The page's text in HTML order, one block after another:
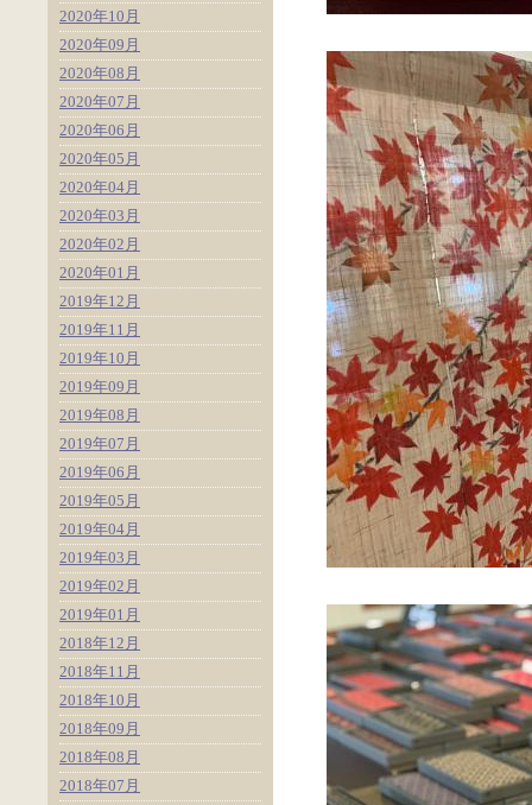
2020年10月
2020年09月
2020年08月
2020年07月
2020年06月
2020年05月
2020年04月
2020年03月
2020年02月
2020年01月
2019年12月
2019年11月
2019年10月
2019年09月
2019年08月
2019年07月
2019年06月
2019年05月
2019年04月
2019年03月
2019年02月
2019年01月
2018年12月
2018年11月
2018年10月
2018年09月
2018年08月
2018年07月